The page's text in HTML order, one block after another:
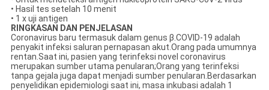
• Hasil tes setelah 10 menit
• 1 x uji antigen
RINGKASAN DAN PENJELASAN
Coronavirus baru termasuk dalam genus β.COVID-19 adalah
penyakit infeksi saluran pernapasan akut.Orang pada umumnya
rentan.Saat ini, pasien yang terinfeksi novel coronavirus
merupakan sumber utama penularan;Orang yang terinfeksi
tanpa gejala juga dapat menjadi sumber penularan.Berdasarkan
penyelidikan epidemiologi saat ini, masa inkubasi adalah 1